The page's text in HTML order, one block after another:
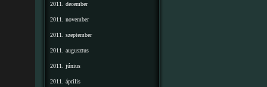
2011. december
2011. november
2011. szeptember
2011. augusztus
2011. június
2011. április